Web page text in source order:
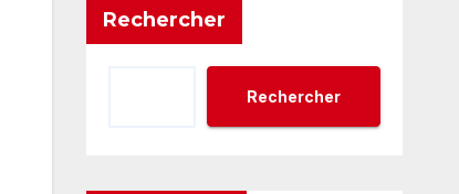
Rechercher
Rechercher